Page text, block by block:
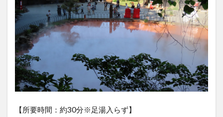
【所要時間：約30分※足湯入らず】